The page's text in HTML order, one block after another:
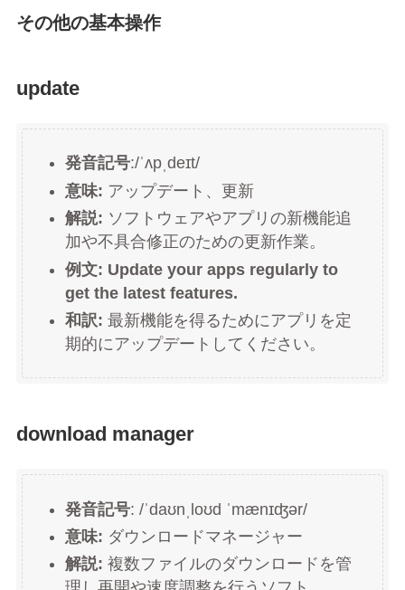
その他の基本操作
update
発音記号:/ˈʌpˌdeɪt/
意味: アップデート、更新
解説: ソフトウェアやアプリの新機能追
加や不具合修正のための更新作業。
例文: Update your apps regularly to
get the latest features.
和訳: 最新機能を得るためにアプリを定
期的にアップデートしてください。
download manager
発音記号: /ˈdaʊnˌloʊd ˈmænɪʤər/
意味: ダウンロードマネージャー
解説: 複数ファイルのダウンロードを管